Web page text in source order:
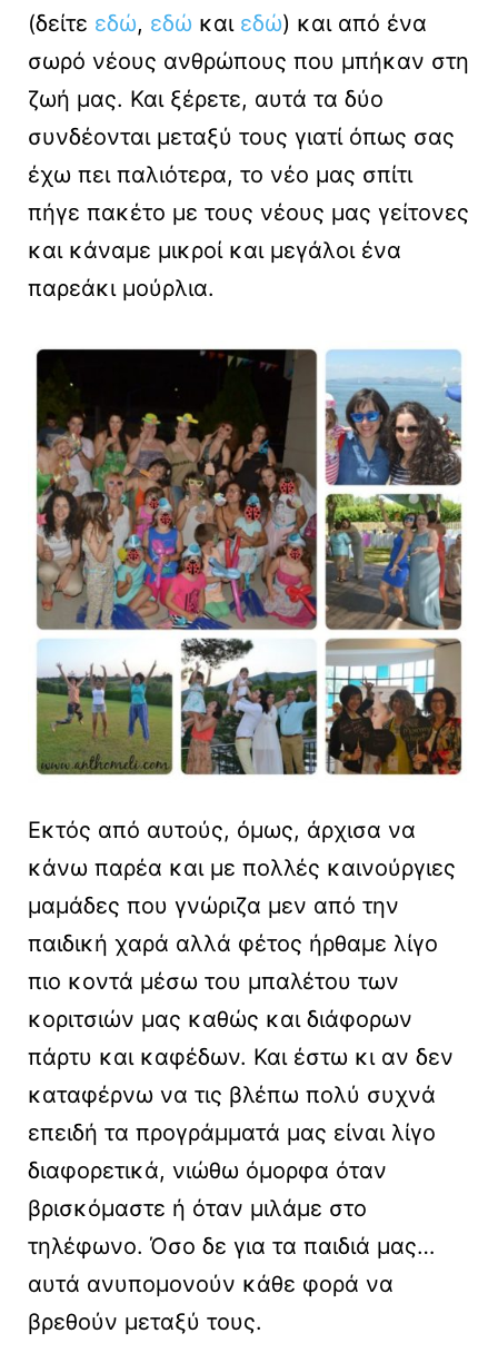
(δείτε εδώ, εδώ και εδώ) και από ένα
σωρό νέους ανθρώπους που μπήκαν στη
ζωή μας. Και ξέρετε, αυτά τα δύο
συνδέονται μεταξύ τους γιατί όπως σας
έχω πει παλιότερα, το νέο μας σπίτι
πήγε πακέτο με τους νέους μας γείτονες
και κάναμε μικροί και μεγάλοι ένα
παρεάκι μούρλια.
Εκτός από αυτούς, όμως, άρχισα να
κάνω παρέα και με πολλές καινούργιες
μαμάδες που γνώριζα μεν από την
παιδική χαρά αλλά φέτος ήρθαμε λίγο
πιο κοντά μέσω του μπαλέτου των
κοριτσιών μας καθώς και διάφορων
πάρτυ και καφέδων. Και έστω κι αν δεν
καταφέρνω να τις βλέπω πολύ συχνά
επειδή τα προγράμματά μας είναι λίγο
διαφορετικά, νιώθω όμορφα όταν
βρισκόμαστε ή όταν μιλάμε στο
τηλέφωνο. Όσο δε για τα παιδιά μας…
αυτά ανυπομονούν κάθε φορά να
βρεθούν μεταξύ τους.